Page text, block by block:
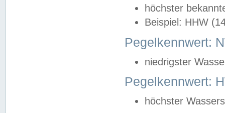
höchster
Beispiel: HHW
Pegelkennwert:
niedrigster
Pegelkennwert:
höchster